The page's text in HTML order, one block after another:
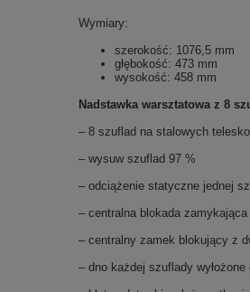
Wymiary:
szerokość: 1076,5 mm
głębokość: 473 mm
wysokość: 458 mm
Nadstawka warsztatowa z 8
– 8 szuflad na stalowych
– wysuw szuflad 97 %
– odciążenie statyczne jednej
– centralna blokada
– centralny zamek blokujący z
– dno każdej szuflady